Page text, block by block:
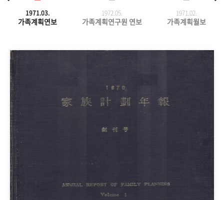
1971.03.
가족계획연보
1972.05.
가족계획연구원 연보
1971.02.
가족계획월보